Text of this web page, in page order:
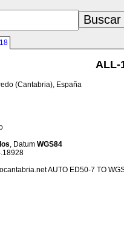
ALL-
(Cantabria), España
, Datum WGS84
AUTO ED50-7 TO